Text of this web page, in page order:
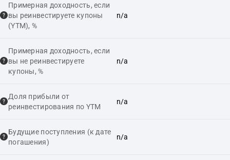
Примерная доходность, если
вы реинвестируете купоны
(YTM), %
n/a
Примерная доходность, если
вы не реинвестируете
купоны, %
n/a
Доля прибыли от
реинвестирования по YTM
n/a
Будущие поступления (к дате
погашения)
n/a